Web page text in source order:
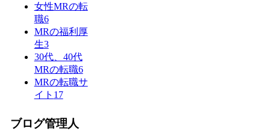
女性MRの転
職6
MRの福利厚
生3
30代、40代
MRの転職6
MRの転職サ
イト 17
ブログ管理人